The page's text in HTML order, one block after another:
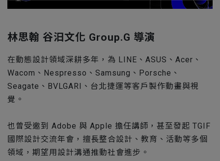
林思翰 谷汩文化 Group.G 導演
在動態設計領域深耕多年，為 LINE、ASUS、Acer、
Wacom、Nespresso、Samsung、Porsche、
Seagate、BVLGARI、台北捷運等客戶製作動畫與視
覺。
也曾受邀到 Adobe 與 Apple 擔任講師，甚至發起 TGIF
國際設計交流年會，擅長整合設計、教育、活動等多個
領域，期望用設計溝通推動社會進步。